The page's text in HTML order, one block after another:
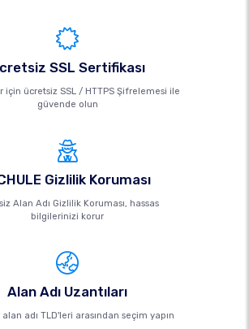
SSL Sertifikası
için ücretsiz SSL / HTTPS Şifrelemesi ile
güvende olun
Gizlilik Koruması
Alan Adı Gizlilik Koruması, hassas
bilgilerinizi korur
Alan Adı Uzantıları
adı TLD'leri arasından seçim yapın